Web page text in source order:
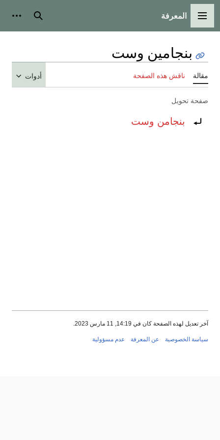
القائمة الرئيسية
المعرفة بحث
بنجامين وست
مقالة ناقش هذه الصفحة أدوات
صفحة تحويل
تحويل إلى:بنجامن وست
آخر تعديل لهذه الصفحة كان في 14:19, 11 مارس 2023.
سياسة الخصوصية عن المعرفة عدم مسؤولية